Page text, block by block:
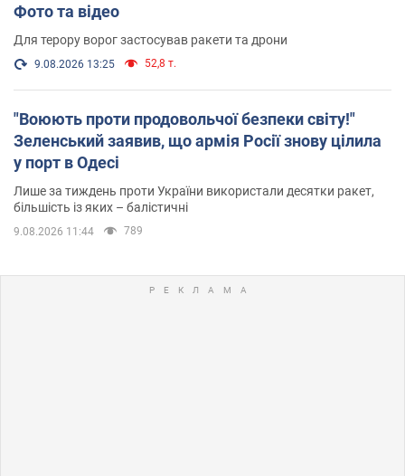
Фото та відео
Для терору ворог застосував ракети та дрони
9.08.2026 13:25 52,8 т.
"Воюють проти продовольчої безпеки світу!"
Зеленський заявив, що армія Росії знову цілила
у порт в Одесі
Лише за тиждень проти України використали десятки ракет,
більшість із яких – балістичні
9.08.2026 11:44 789